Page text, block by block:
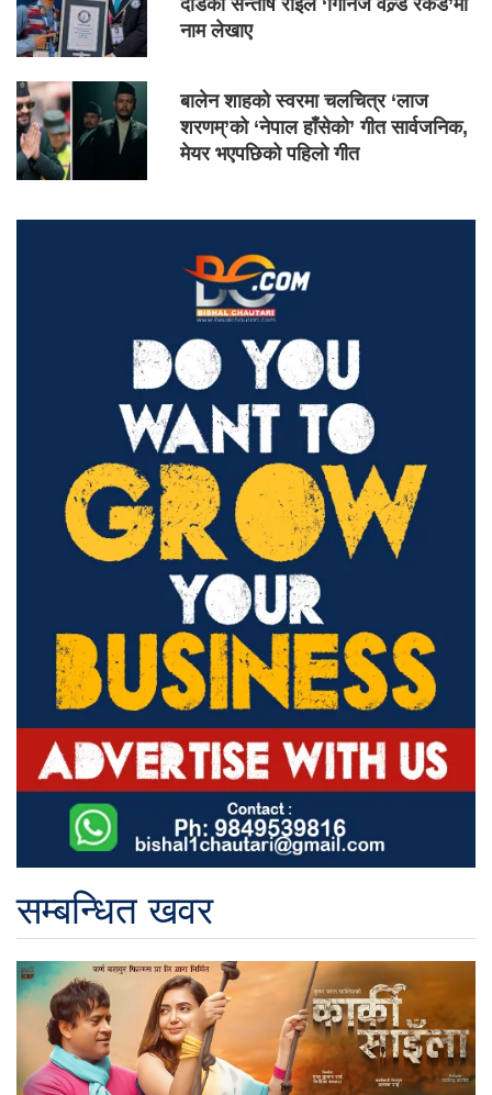
दौडेका सन्तोष राईले ‘गिनिज वल्र्ड रेकर्ड’मा
नाम लेखाए
बालेन शाहको स्वरमा चलचित्र ‘लाज
शरणम्’को ‘नेपाल हाँसेको’ गीत सार्वजनिक,
मेयर भएपछिको पहिलो गीत
सम्बन्धित खवर